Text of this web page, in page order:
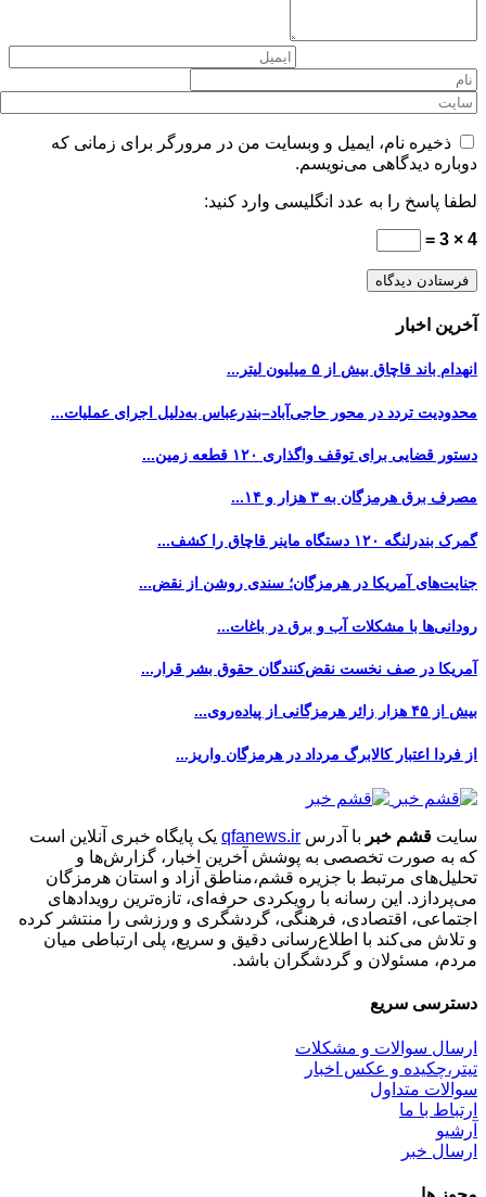
ذخیره نام، ایمیل و وبسایت من در مرورگر برای زمانی که
دوباره دیدگاهی می‌نویسم.
لطفا پاسخ را به عدد انگلیسی وارد کنید:
4 × 3 =
آخرین اخبار
انهدام باند قاچاق بیش از ۵ میلیون لیتر...
محدودیت تردد در محور حاجی‌آباد–بندرعباس به‌دلیل اجرای عملیات...
دستور قضایی برای توقف واگذاری ۱۲۰ قطعه زمین...
مصرف برق هرمزگان به ۳ هزار و ۱۴...
گمرک بندرلنگه ۱۲۰ دستگاه ماینر قاچاق را کشف...
جنایت‌های آمریکا در هرمزگان؛ سندی روشن از نقض...
رودانی‌ها با مشکلات آب و برق در باغات...
آمریکا در صف نخست نقض‌کنندگان حقوق بشر قرار...
بیش از ۴۵ هزار زائر هرمزگانی از پیاده‌روی...
از فردا اعتبار کالابرگ مرداد در هرمزگان واریز...
سایت قشم خبر با آدرس qfanews.ir یک پایگاه خبری آنلاین است
که به صورت تخصصی به پوشش آخرین اخبار، گزارش‌ها و
تحلیل‌های مرتبط با جزیره قشم،مناطق آزاد و استان هرمزگان
می‌پردازد. این رسانه با رویکردی حرفه‌ای، تازه‌ترین رویدادهای
اجتماعی، اقتصادی، فرهنگی، گردشگری و ورزشی را منتشر کرده
و تلاش می‌کند با اطلاع‌رسانی دقیق و سریع، پلی ارتباطی میان
مردم، مسئولان و گردشگران باشد.
دسترسی سریع
ارسال سوالات و مشکلات
تیتر،چکیده و عکس اخبار
سوالات متداول
ارتباط با ما
آرشیو
ارسال خبر